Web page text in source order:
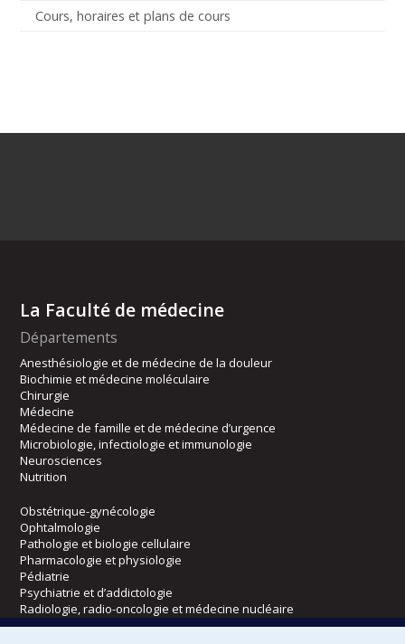
Cours, horaires et plans de cours
La Faculté de médecine
Départements
Anesthésiologie et de médecine de la douleur
Biochimie et médecine moléculaire
Chirurgie
Médecine
Médecine de famille et de médecine d’urgence
Microbiologie, infectiologie et immunologie
Neurosciences
Nutrition
Obstétrique-gynécologie
Ophtalmologie
Pathologie et biologie cellulaire
Pharmacologie et physiologie
Pédiatrie
Psychiatrie et d’addictologie
Radiologie, radio-oncologie et médecine nucléaire